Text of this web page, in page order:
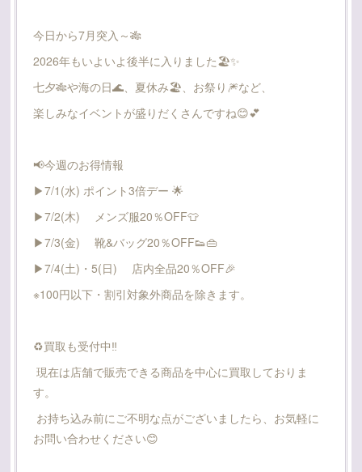
今日から7月突入～🎋
2026年もいよいよ後半に入りました🏖️✨
七夕🎋や海の日🌊、夏休み🏖、お祭り🎆など、
楽しみなイベントが盛りだくさんですね😊💕
📢今週のお得情報
▶7/1(水) ポイント3倍デー 🌟
▶7/2(木) メンズ服20％OFF👕
▶7/3(金) 靴&バッグ20％OFF👟👜
▶7/4(土)・5(日) 店内全品20％OFF🎉
※100円以下・割引対象外商品を除きます。
♻️買取も受付中‼️
現在は店舗で販売できる商品を中心に買取しておりま
す。
お持ち込み前にご不明な点がございましたら、お気軽に
お問い合わせください😊